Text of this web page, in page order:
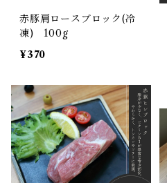
赤豚肩ロースブロック(冷
凍) 100g
¥370